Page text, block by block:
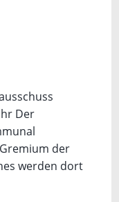
Der
der
werden dort